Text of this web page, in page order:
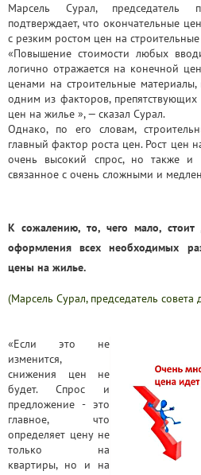
Марсель Сурал, председатель
подтверждает, что окончательные
с резким ростом цен на
«Повышение стоимости любых
логично отражается на конечной
ценами на строительные
одним из факторов,
цен на жилье », — сказал Сурал.
Однако, по его словам,
главный фактор роста цен. Рост цен
очень высокий спрос, но также и
связанное с очень сложными и
К сожалению, то, чего мало, стоит
оформления всех необходимых
цены на жилье.
(Марсель Сурал, председатель совета
«Если это не
изменится,
снижения цен не
будет. Спрос и
предложение - это
главное, что
определяет цену не
только на
квартиры, но и на